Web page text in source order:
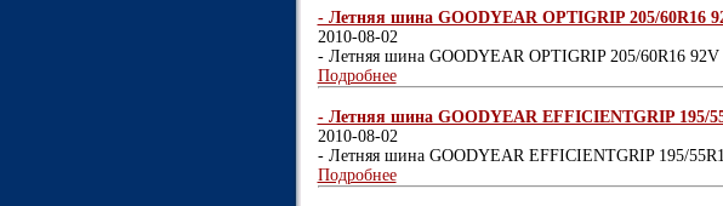
- Летняя шина GOODYEAR OPTIGRIP 205/60R16
2010-08-02
- Летняя шина GOODYEAR OPTIGRIP 205/60R16 92V
Подробнее
- Летняя шина GOODYEAR EFFICIENTGRIP 195/
2010-08-02
- Летняя шина GOODYEAR EFFICIENTGRIP 195/
Подробнее